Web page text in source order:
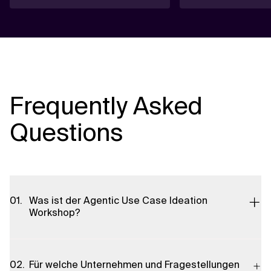
Frequently Asked
Questions
Was ist der Agentic Use Case Ideation
Workshop?
Xebia zur Identifizierung, Priorisierung und Planung von daten-
Für welche Unternehmen und Fragestellungen